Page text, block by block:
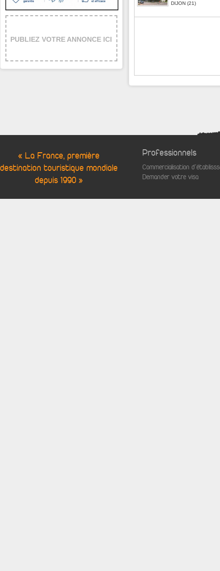
DIJON (21)
PUBLIEZ VOTRE ANNONCE ICI
« La France, première
destination touristique mondiale
depuis 1990 »
Professionnels
Commercialisation
Demander votre visa